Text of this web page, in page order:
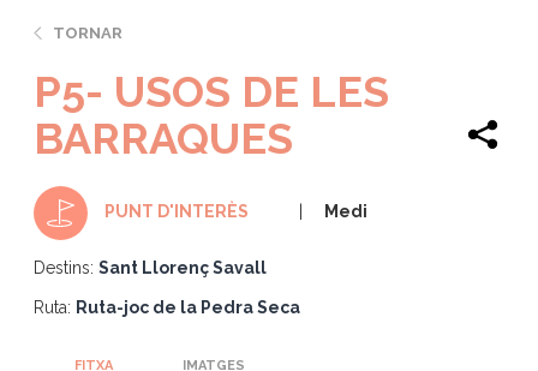
TORNAR
P5- USOS DE LES
BARRAQUES
PUNT D'INTERÈS Medi
Destins: Sant Llorenç Savall
Ruta: Ruta-joc de la Pedra Seca
FITXA IMATGES